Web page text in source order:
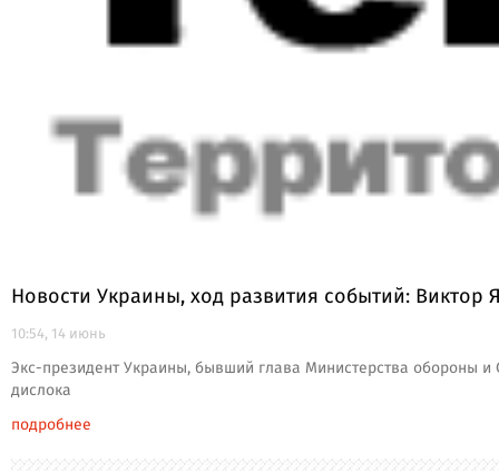
Новости Украины, ход развития событий: Виктор
10:54, 14 июнь
Экс-президент Украины, бывший глава Министерства обороны
дислока
подробнее